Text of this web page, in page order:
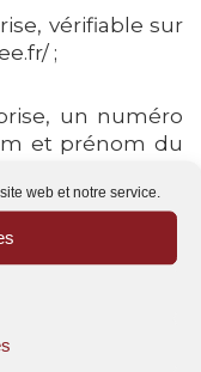
web et notre service.
vérifiable sur
;
un numéro
et prénom du
HTTPS, ce qui
votre appareil et
dans le